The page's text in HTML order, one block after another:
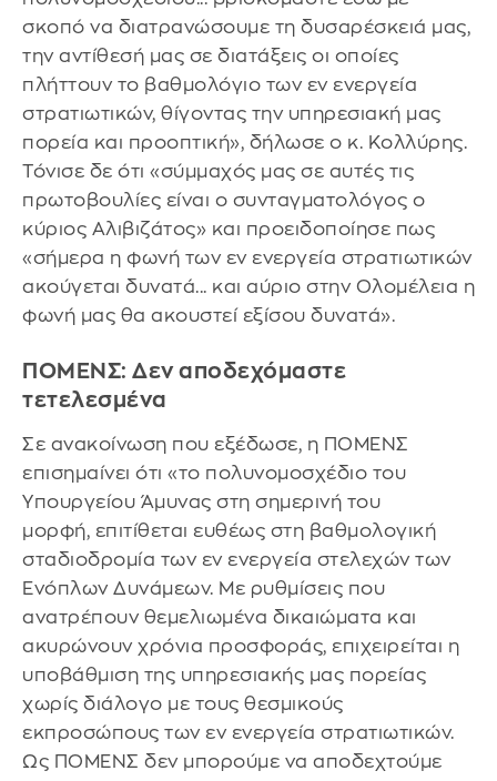
σκοπό να διατρανώσουμε τη δυσαρέσκειά μας,
την αντίθεσή μας σε διατάξεις οι οποίες
πλήττουν το βαθμολόγιο των εν ενεργεία
στρατιωτικών, θίγοντας την υπηρεσιακή μας
πορεία και προοπτική», δήλωσε ο κ. Κολλύρης.
Τόνισε δε ότι «σύμμαχός μας σε αυτές τις
πρωτοβουλίες είναι ο συνταγματολόγος ο
κύριος Αλιβιζάτος» και προειδοποίησε πως
«σήμερα η φωνή των εν ενεργεία στρατιωτικών
ακούγεται δυνατά... και αύριο στην Ολομέλεια η
φωνή μας θα ακουστεί εξίσου δυνατά».
ΠΟΜΕΝΣ: Δεν αποδεχόμαστε
τετελεσμένα
Σε ανακοίνωση που εξέδωσε, η ΠΟΜΕΝΣ
επισημαίνει ότι «το πολυνομοσχέδιο του
Υπουργείου Άμυνας στη σημερινή του
μορφή, επιτίθεται ευθέως στη βαθμολογική
σταδιοδρομία των εν ενεργεία στελεχών των
Ενόπλων Δυνάμεων. Με ρυθμίσεις που
ανατρέπουν θεμελιωμένα δικαιώματα και
ακυρώνουν χρόνια προσφοράς, επιχειρείται η
υποβάθμιση της υπηρεσιακής μας πορείας
χωρίς διάλογο με τους θεσμικούς
εκπροσώπους των εν ενεργεία στρατιωτικών.
Ως ΠΟΜΕΝΣ δεν μπορούμε να αποδεχτούμε